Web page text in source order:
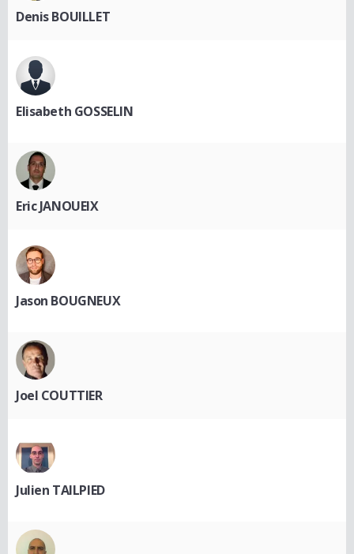
Denis BOUILLET
Elisabeth GOSSELIN
Eric JANOUEIX
Jason BOUGNEUX
Joel COUTTIER
Julien TAILPIED